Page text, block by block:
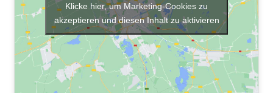
Klicke hier, um Marketing-Cookies zu
akzeptieren und diesen Inhalt zu aktivieren